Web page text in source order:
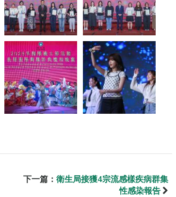
下一篇： 衛生局接獲4宗流感樣疾病群集
性感染報告